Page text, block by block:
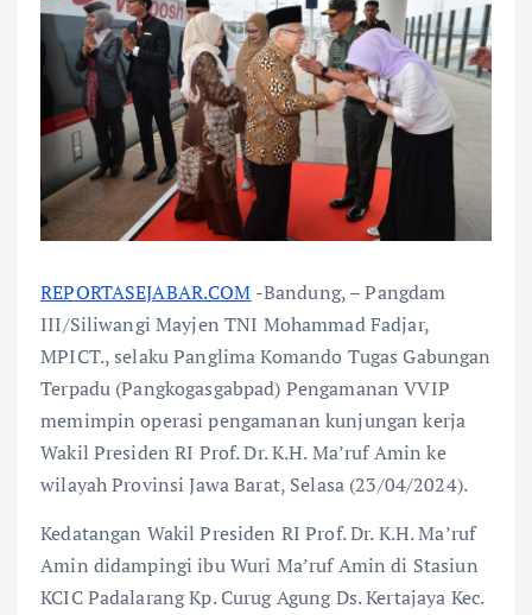
REPORTASEJABAR.COM -Bandung, – Pangdam
III/Siliwangi Mayjen TNI Mohammad Fadjar,
MPICT., selaku Panglima Komando Tugas Gabungan
Terpadu (Pangkogasgabpad) Pengamanan VVIP
memimpin operasi pengamanan kunjungan kerja
Wakil Presiden RI Prof. Dr. K.H. Ma’ruf Amin ke
wilayah Provinsi Jawa Barat, Selasa (23/04/2024).
Kedatangan Wakil Presiden RI Prof. Dr. K.H. Ma’ruf
Amin didampingi ibu Wuri Ma’ruf Amin di Stasiun
KCIC Padalarang Kp. Curug Agung Ds. Kertajaya Kec.